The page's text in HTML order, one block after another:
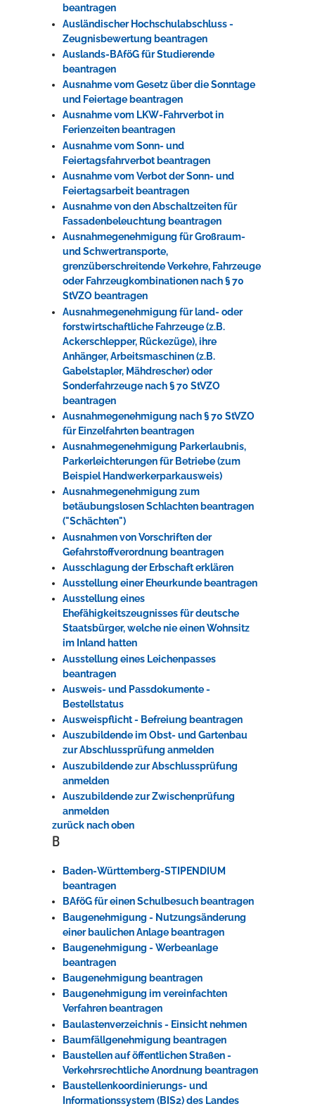
beantragen
Ausländischer Hochschulabschluss -
Zeugnisbewertung beantragen
Auslands-BAföG für Studierende
beantragen
Ausnahme vom Gesetz über die Sonntage
und Feiertage beantragen
Ausnahme vom LKW-Fahrverbot in
Ferienzeiten beantragen
Ausnahme vom Sonn- und
Feiertagsfahrverbot beantragen
Ausnahme vom Verbot der Sonn- und
Feiertagsarbeit beantragen
Ausnahme von den Abschaltzeiten für
Fassadenbeleuchtung beantragen
Ausnahmegenehmigung für Großraum-
und Schwertransporte,
grenzüberschreitende Verkehre, Fahrzeuge
oder Fahrzeugkombinationen nach § 70
StVZO beantragen
Ausnahmegenehmigung für land- oder
forstwirtschaftliche Fahrzeuge (z.B.
Ackerschlepper, Rückezüge), ihre
Anhänger, Arbeitsmaschinen (z.B.
Gabelstapler, Mähdrescher) oder
Sonderfahrzeuge nach § 70 StVZO
beantragen
Ausnahmegenehmigung nach § 70 StVZO
für Einzelfahrten beantragen
Ausnahmegenehmigung Parkerlaubnis,
Parkerleichterungen für Betriebe (zum
Beispiel Handwerkerparkausweis)
Ausnahmegenehmigung zum
betäubungslosen Schlachten beantragen
("Schächten")
Ausnahmen von Vorschriften der
Gefahrstoffverordnung beantragen
Ausschlagung der Erbschaft erklären
Ausstellung einer Eheurkunde beantragen
Ausstellung eines
Ehefähigkeitszeugnisses für deutsche
Staatsbürger, welche nie einen Wohnsitz
im Inland hatten
Ausstellung eines Leichenpasses
beantragen
Ausweis- und Passdokumente -
Bestellstatus
Ausweispflicht - Befreiung beantragen
Auszubildende im Obst- und Gartenbau
zur Abschlussprüfung anmelden
Auszubildende zur Abschlussprüfung
anmelden
Auszubildende zur Zwischenprüfung
anmelden
zurück nach oben
B
Baden-Württemberg-STIPENDIUM
beantragen
BAföG für einen Schulbesuch beantragen
Baugenehmigung - Nutzungsänderung
einer baulichen Anlage beantragen
Baugenehmigung - Werbeanlage
beantragen
Baugenehmigung beantragen
Baugenehmigung im vereinfachten
Verfahren beantragen
Baulastenverzeichnis - Einsicht nehmen
Baumfällgenehmigung beantragen
Baustellen auf öffentlichen Straßen -
Verkehrsrechtliche Anordnung beantragen
Baustellenkoordinierungs- und
Informationssystem (BIS2) des Landes